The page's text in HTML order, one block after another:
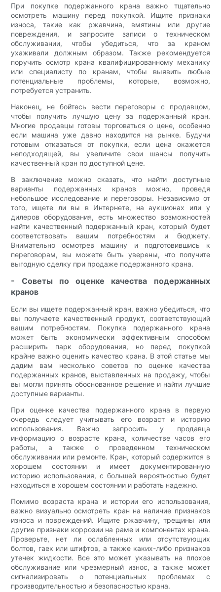
При покупке подержанного крана важно тщательно
осмотреть машину перед покупкой. Ищите признаки
износа, такие как ржавчина, вмятины или другие
повреждения, и запросите записи о техническом
обслуживании, чтобы убедиться, что за краном
ухаживали должным образом. Также рекомендуется
поручить осмотр крана квалифицированному механику
или специалисту по кранам, чтобы выявить любые
потенциальные проблемы, которые, возможно,
потребуется устранить.
Наконец, не бойтесь вести переговоры с продавцом,
чтобы получить лучшую цену за подержанный кран.
Многие продавцы готовы торговаться о цене, особенно
если машина уже давно находится на рынке. Будучи
готовым отказаться от покупки, если цена окажется
неподходящей, вы увеличите свои шансы получить
качественный кран по доступной цене.
В заключение можно сказать, что найти доступные
варианты подержанных кранов можно, проведя
небольшое исследование и переговоры. Независимо от
того, ищете ли вы в Интернете, на аукционах или у
дилеров оборудования, есть множество возможностей
найти качественный подержанный кран, который будет
соответствовать вашим потребностям и бюджету.
Внимательно осмотрев машину и подготовившись к
переговорам, вы можете быть уверены, что получите
выгодную сделку при продаже подержанного крана.
- Советы по оценке качества подержанных
кранов
Если вы ищете подержанный кран, важно убедиться, что
вы получаете качественный продукт, соответствующий
вашим потребностям. Покупка подержанного крана
может быть экономически эффективным способом
расширить парк оборудования, но перед покупкой
крайне важно оценить качество крана. В этой статье мы
дадим вам несколько советов по оценке качества
подержанных кранов, выставленных на продажу, чтобы
вы могли принять обоснованное решение и найти лучшие
доступные варианты.
При оценке качества подержанного крана в первую
очередь следует учитывать его возраст и историю
использования. Важно запросить у продавца
информацию о возрасте крана, количестве часов его
работы, а также о проведенном техническом
обслуживании или ремонте. Кран, который содержится в
хорошем состоянии и имеет документированную
историю использования, с большей вероятностью будет
находиться в хорошем состоянии и работать надежно.
Помимо возраста крана и истории его использования,
важно визуально осмотреть кран на наличие признаков
износа и повреждений. Ищите ржавчину, трещины или
другие признаки коррозии на раме и компонентах крана.
Проверьте, нет ли ослабленных или отсутствующих
болтов, гаек или штифтов, а также каких-либо признаков
утечек жидкости. Все это может указывать на плохое
обслуживание или чрезмерный износ, а также может
сигнализировать о потенциальных проблемах с
производительностью и безопасностью крана.